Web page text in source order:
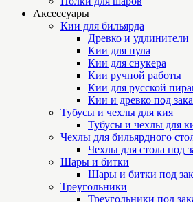
Аксессуары
Кии для бильярда
Древко и удлинители
Кии для пула
Кии для снукера
Кии ручной работы
Кии для русской
Кии и древко под
Тубусы и чехлы для кия
Тубусы и чехлы для
Чехлы для бильярдного
Чехлы для стола под
Шары и битки
Шары и битки под
Треугольники
Треугольники под